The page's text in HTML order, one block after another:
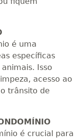
é uma
específicas
Isso
acesso ao
trânsito de
é crucial para